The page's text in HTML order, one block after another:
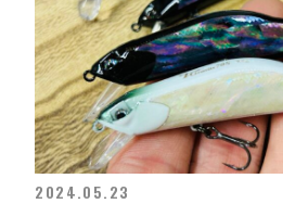
2024.05.23